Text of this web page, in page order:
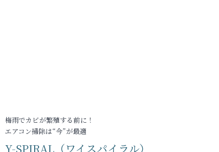
梅雨でカビが繁殖する前に！
エアコン掃除は“今”が最適
Y-SPIRAL（ワイスパイラル）